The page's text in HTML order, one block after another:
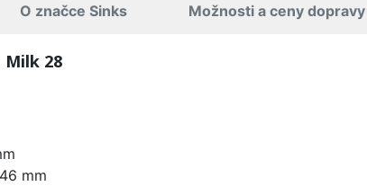
O značce Sinks Možnosti a ceny dopravy
Milk 28
mm